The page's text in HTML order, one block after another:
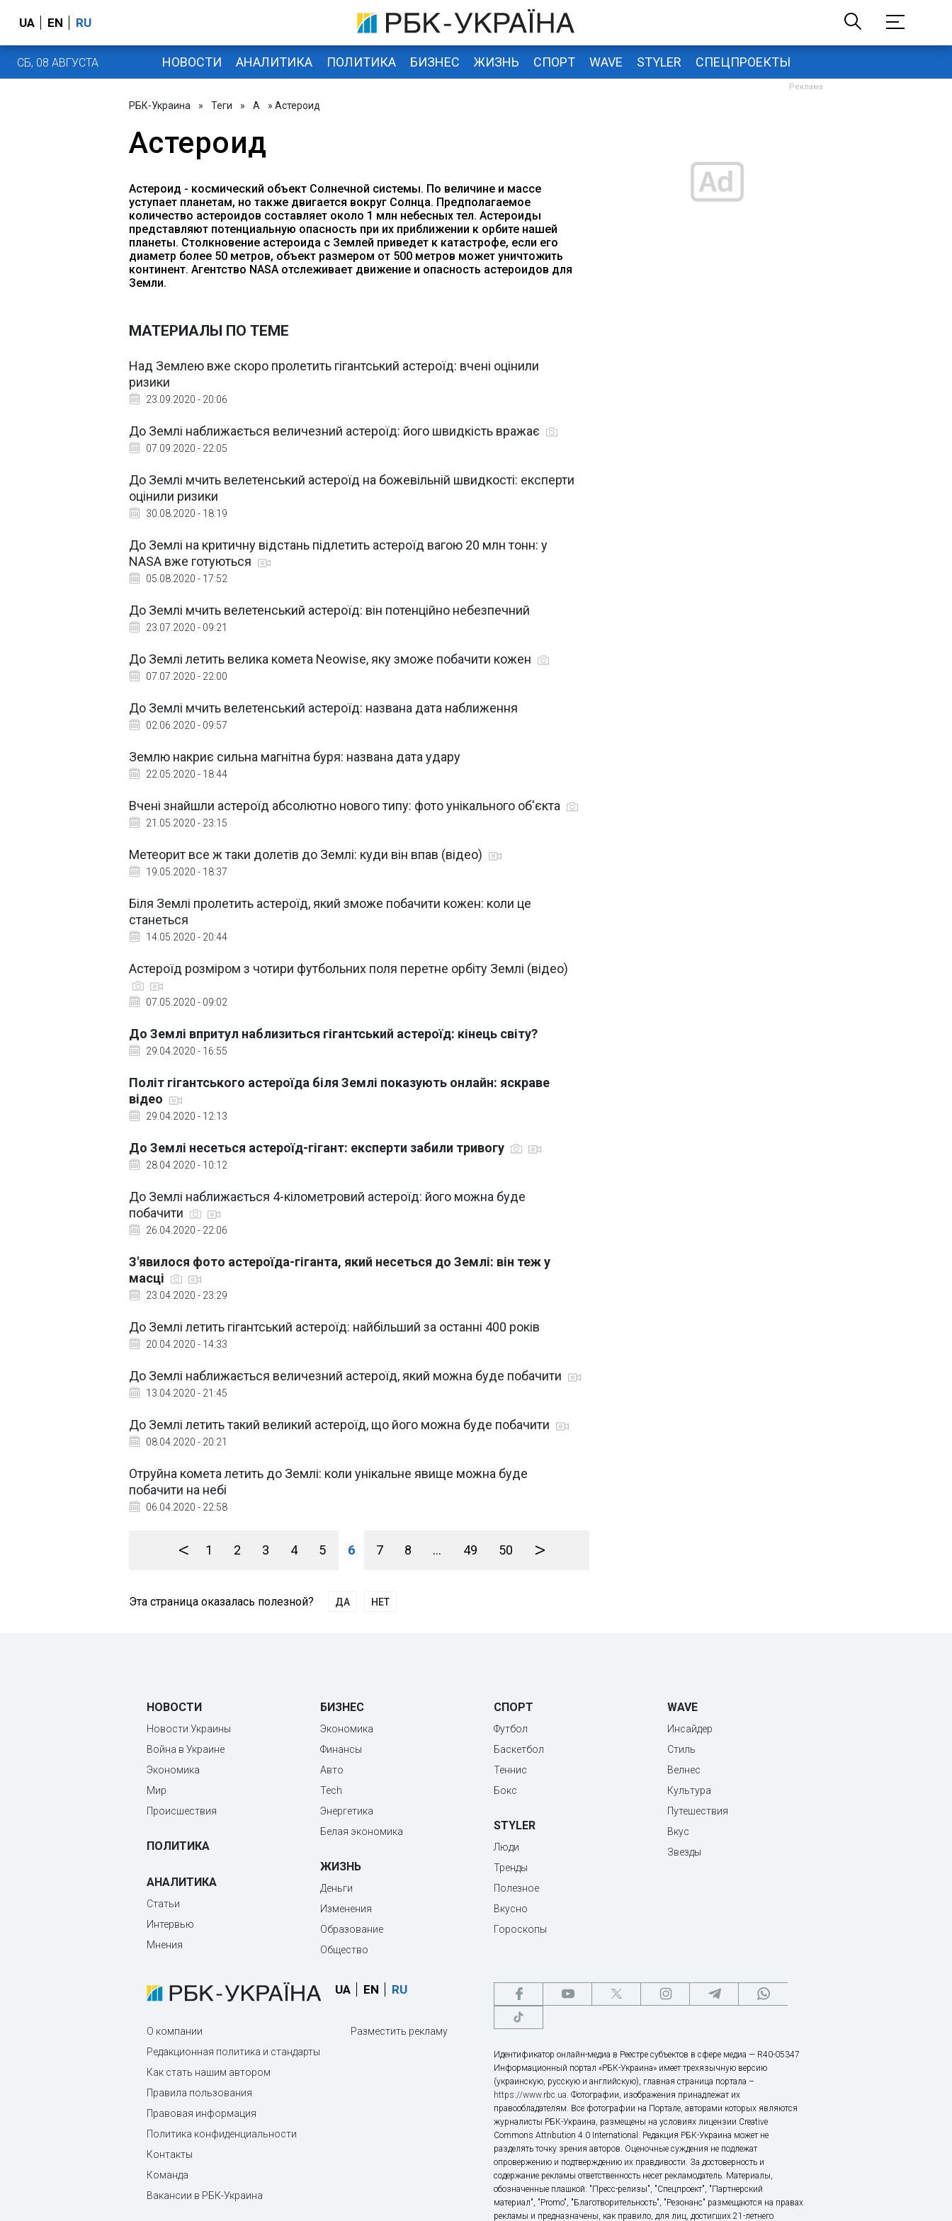
UA EN RU
СБ, 08 АВГУСТА НОВОСТИ АНАЛИТИКА ПОЛИТИКА БИЗНЕС ЖИЗНЬ СПОРТ WAVE STYLER СПЕЦПРОЕКТЫ
РБК-Украина » Теги » А » Астероид
Астероид
Астероид - космический объект Солнечной системы. По величине и массе
уступает планетам, но также двигается вокруг Солнца. Предполагаемое
количество астероидов составляет около 1 млн небесных тел. Астероиды
представляют потенциальную опасность при их приближении к орбите нашей
планеты. Столкновение астероида с Землей приведет к катастрофе, если его
диаметр более 50 метров, объект размером от 500 метров может уничтожить
континент. Агентство NASA отслеживает движение и опасность астероидов для
Земли.
МАТЕРИАЛЫ ПО ТЕМЕ
Над Землею вже скоро пролетить гігантський астероїд: вчені оцінили
ризики
23.09.2020 - 20:06
До Землі наближається величезний астероїд: його швидкість вражає
07.09.2020 - 22:05
До Землі мчить велетенський астероїд на божевільній швидкості: експерти
оцінили ризики
30.08.2020 - 18:19
До Землі на критичну відстань підлетить астероїд вагою 20 млн тонн: у
NASA вже готуються
05.08.2020 - 17:52
До Землі мчить велетенський астероїд: він потенційно небезпечний
23.07.2020 - 09:21
До Землі летить велика комета Neowise, яку зможе побачити кожен
07.07.2020 - 22:00
До Землі мчить велетенський астероїд: названа дата наближення
02.06.2020 - 09:57
Землю накриє сильна магнітна буря: названа дата удару
22.05.2020 - 18:44
Вчені знайшли астероїд абсолютно нового типу: фото унікального об'єкта
21.05.2020 - 23:15
Метеорит все ж таки долетів до Землі: куди він впав (відео)
19.05.2020 - 18:37
Біля Землі пролетить астероїд, який зможе побачити кожен: коли це
станеться
14.05.2020 - 20:44
Астероїд розміром з чотири футбольних поля перетне орбіту Землі (відео)
07.05.2020 - 09:02
До Землі впритул наблизиться гігантський астероїд: кінець світу?
29.04.2020 - 16:55
Політ гігантського астероїда біля Землі показують онлайн: яскраве
відео
29.04.2020 - 12:13
До Землі несеться астероїд-гігант: експерти забили тривогу
28.04.2020 - 10:12
До Землі наближається 4-кілометровий астероїд: його можна буде
побачити
26.04.2020 - 22:06
З'явилося фото астероїда-гіганта, який несеться до Землі: він теж у
масці
23.04.2020 - 23:29
До Землі летить гігантський астероїд: найбільший за останні 400 років
20.04.2020 - 14:33
До Землі наближається величезний астероїд, який можна буде побачити
13.04.2020 - 21:45
До Землі летить такий великий астероїд, що його можна буде побачити
08.04.2020 - 20:21
Отруйна комета летить до Землі: коли унікальне явище можна буде
побачити на небі
06.04.2020 - 22:58
< 1 2 3 4 5 6 7 8 ... 49 50 >
Эта страница оказалась полезной? ДА НЕТ
НОВОСТИ
Новости Украины
Война в Украине
Экономика
Мир
Происшествия
ПОЛИТИКА
АНАЛИТИКА
Статьи
Интервью
Мнения
БИЗНЕС
Экономика
Финансы
Авто
Tech
Энергетика
Белая экономика
ЖИЗНЬ
Деньги
Изменения
Образование
Общество
СПОРТ
Футбол
Баскетбол
Теннис
Бокс
STYLER
Люди
Тренды
Полезное
Вкусно
Гороскопы
WAVE
Инсайдер
Стиль
Велнес
Культура
Путешествия
Вкус
Звезды
UA EN RU
О компании
Редакционная политика и стандарты
Как стать нашим автором
Правила пользования
Правовая информация
Политика конфиденциальности
Контакты
Команда
Вакансии в РБК-Украина
Разместить рекламу
Идентификатор онлайн-медиа в Реестре субъектов в сфере медиа — R40-05347
Информационный портал «РБК-Украина» имеет трехязычную версию
(украинскую, русскую и английскую), главная страница портала –
https://www.rbc.ua. Фотографии, изображения принадлежат их
правообладателям. Все фотографии на Портале, авторами которых являются
журналисты РБК-Украина, размещены на условиях лицензии Creative
Commons Attribution 4.0 International. Редакция РБК-Украина может не
разделять точку зрения авторов. Оценочные суждения не подлежат
опровержению и подтверждению их правдивости. За достоверность и
содержание рекламы ответственность несет рекламодатель. Материалы,
обозначенные плашкой: "Пресс-релизы", "Спецпроект", "Партнерский
материал", "Promo", "Благотворительность", "Резонанс" размещаются на правах
рекламы и предназначены, как правило, для лиц, достигших 21-летнего